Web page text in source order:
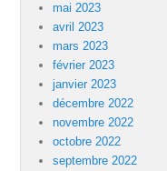
mai 2023
avril 2023
mars 2023
février 2023
janvier 2023
décembre 2022
novembre 2022
octobre 2022
septembre 2022